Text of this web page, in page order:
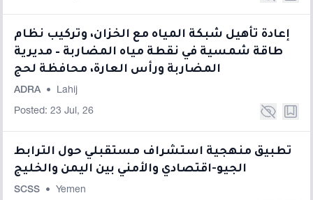
إعادة تأهيل شبكة المياه مع الخزان، وتركيب نظام
طاقة شمسية في نقطة مياه المضاربة – مديرية
المضاربة ورأس العارة، محافظة لحج
ADRA • Lahij
Posted: 23 Jul, 26
تطبيق منهجية استشراف مستقبلي حول الترابط
الجيو-اقتصادي والأمني بين اليمن والخليج
SCSS • Yemen